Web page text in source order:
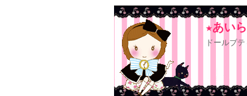
★あい
ドールブ